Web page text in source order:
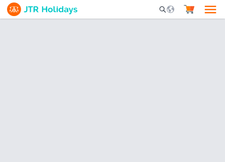
Mobile Search